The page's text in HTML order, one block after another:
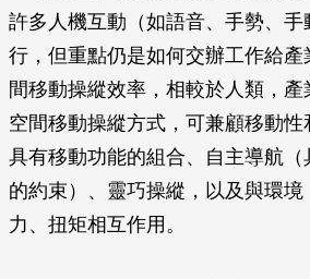
許多人機互動（如語音、手勢、手
行，但重點仍是如何交辦工作給
間移動操縱效率，相較於人類，
空間移動操縱方式，可兼顧移動
具有移動功能的組合、自主導航（
的約束）、靈巧操縱，以及與環
力、扭矩相互作用。